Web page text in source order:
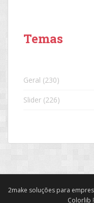
Temas
Geral (230)
Slider (226)
2make soluções para
Colorlib